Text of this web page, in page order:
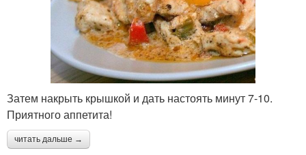
Затем накрыть крышкой и дать настоять минут 7-10.
Приятного аппетита!
читать дальше →